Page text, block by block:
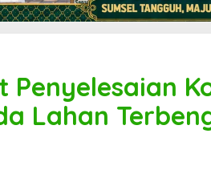
Penyelesaian
Lahan